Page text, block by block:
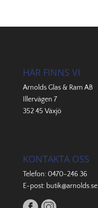
HÄR FINNS VI
Arnolds Glas & Ram AB
Illervägen 7
352 45 Växjö
KONTAKTA OSS
Telefon:0470-246 36
E-post: butik@arnolds.se